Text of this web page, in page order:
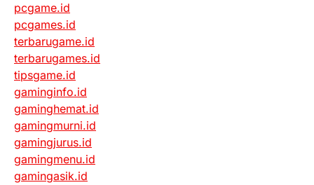
pcgame.id
pcgames.id
terbarugame.id
terbarugames.id
tipsgame.id
gaminginfo.id
gaminghemat.id
gamingmurni.id
gamingjurus.id
gamingmenu.id
gamingasik.id